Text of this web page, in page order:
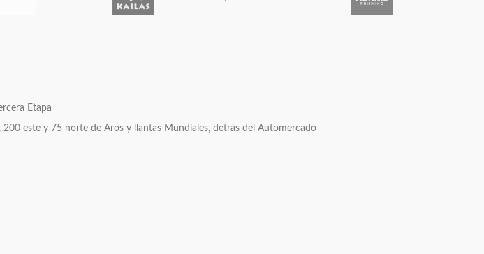
Etapa
este y 75 norte de Aros y llantas Mundiales, detrás del Automercado